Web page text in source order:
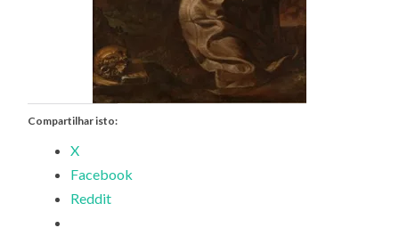
Compartilhar isto:
X
Facebook
Reddit